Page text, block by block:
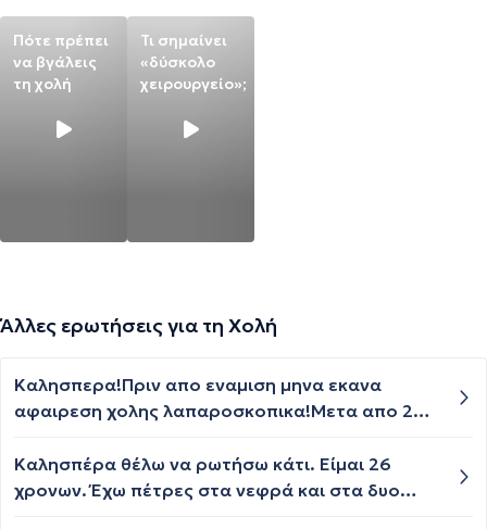
Πότε πρέπει
να βγάλεις
τη χολή
Τι σημαίνει
«δύσκολο
χειρουργείο»;
Άλλες ερωτήσεις για τη Χολή
Καλησπερα!Πριν απο εναμιση μηνα εκανα
αφαιρεση χολης λαπαροσκοπικα!Μετα απο 2
καναμε ξανα επιπλεον αιματολογικες για να
δουμε πως ολα ειναι καλα ,καθοτι εκτος απο
Καλησπέρα θέλω να ρωτήσω κάτι. Είμαι 26
χρονων. Έχω πέτρες στα νεφρά και στα δυο